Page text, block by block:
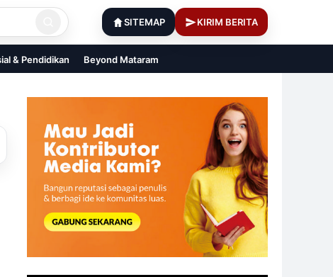
SITEMAP KIRIM BERITA
& Pendidikan Beyond Mataram